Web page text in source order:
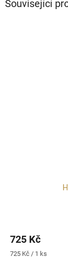
Související
725 Kč
Měrná
725 Kč / 1 ks